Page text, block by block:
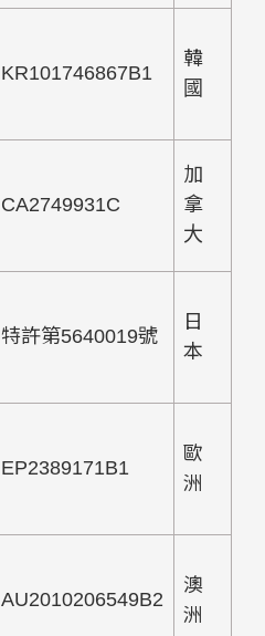
KR101746867B1
韓
國
CA2749931C
加
拿
大
特許第5640019號
日
本
EP2389171B1
歐
洲
AU2010206549B2
澳
洲